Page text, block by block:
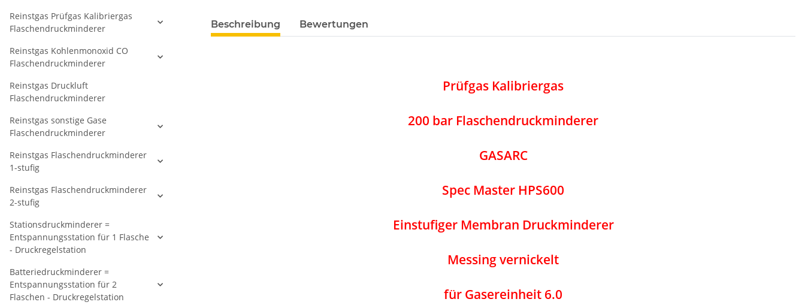
Beschreibung Bewertungen
Prüfgas Kalibriergas
200 bar Flaschendruckminderer
GASARC
Spec Master HPS600
Einstufiger Membran Druckminderer
Messing vernickelt
für Gasereinheit 6.0
Reinstgas Prüfgas Kalibriergas
Flaschendruckminderer
Reinstgas Kohlenmonoxid CO
Flaschendruckminderer
Reinstgas Druckluft
Flaschendruckminderer
Reinstgas sonstige Gase
Flaschendruckminderer
Reinstgas Flaschendruckminderer
1-stufig
Reinstgas Flaschendruckminderer
2-stufig
Stationsdruckminderer =
Entspannungsstation für 1 Flasche
- Druckregelstation
Batteriedruckminderer =
Entspannungsstation für 2
Flaschen - Druckregelstation